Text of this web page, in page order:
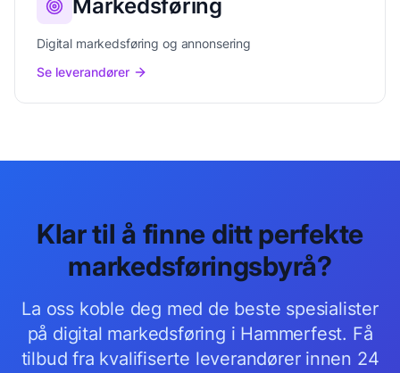
Markedsføring
Digital markedsføring og annonsering
Se leverandører
Klar til å finne ditt perfekte
markedsføringsbyrå?
La oss koble deg med de beste spesialister
på digital markedsføring i Hammerfest. Få
tilbud fra kvalifiserte leverandører innen 24